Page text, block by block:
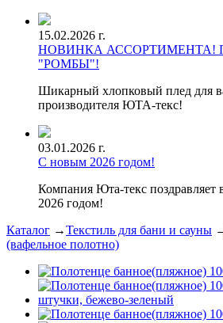
15.02.2026 г.
НОВИНКА АССОРТИМЕНТА!
"РОМБЫ"!
Шикарный хлопковый плед для
производителя ЮТА-текс!
03.01.2026 г.
С новым 2026 годом!
Компания Юта-текс поздравляет
2026 годом!
Каталог →Текстиль для бани и сауны
(вафельное полотно)